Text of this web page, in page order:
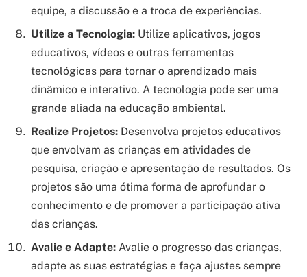
equipe, a discussão e a troca de experiências.
Utilize a Tecnologia: Utilize aplicativos, jogos
educativos, vídeos e outras ferramentas
tecnológicas para tornar o aprendizado mais
dinâmico e interativo. A tecnologia pode ser uma
grande aliada na educação ambiental.
Realize Projetos: Desenvolva projetos educativos
que envolvam as crianças em atividades de
pesquisa, criação e apresentação de resultados. Os
projetos são uma ótima forma de aprofundar o
conhecimento e de promover a participação ativa
das crianças.
Avalie e Adapte: Avalie o progresso das crianças,
adapte as suas estratégias e faça ajustes sempre